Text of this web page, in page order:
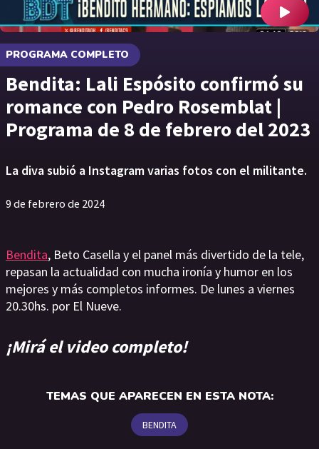
PROGRAMA COMPLETO
Bendita: Lali Espósito confirmó su
romance con Pedro Rosemblat |
Programa de 8 de febrero del 2023
La diva subió a Instagram varias fotos con el militante.
9 de febrero de 2024
Bendita, Beto Casella y el panel más divertido de la tele,
repasan la actualidad con mucha ironía y humor en los
mejores y más completos informes. De lunes a viernes
20.30hs. por El Nueve.
¡Mirá el video completo!
TEMAS QUE APARECEN EN ESTA NOTA:
BENDITA